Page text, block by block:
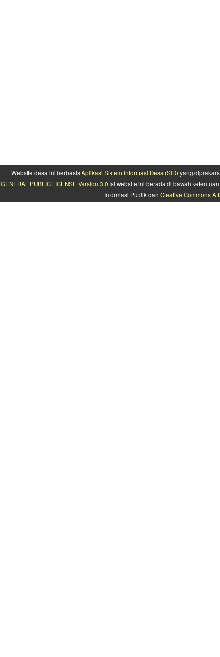
Website desa ini berbasisAplikasi Sistem Informasi Desa (SID) yang
GENERAL PUBLIC LICENSE Version 3.0 Isi website ini berada di bawah
Informasi Publik dan Creative Commons